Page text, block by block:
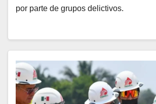
por parte de grupos delictivos.